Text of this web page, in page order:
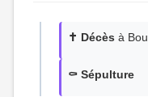
✝️ Décès à
⚰️ Sépulture